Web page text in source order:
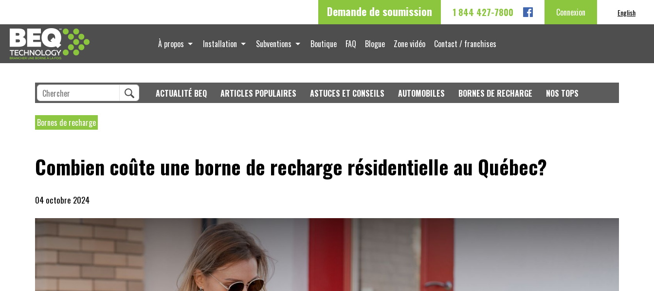
Demande de soumission 1 844 427-7800 Connexion English
À propos Installation Subventions Boutique FAQ Blogue Zone vidéo Contact / franchises
ACTUALITÉ BEQ ARTICLES POPULAIRES ASTUCES ET CONSEILS AUTOMOBILES BORNES DE RECHARGE NOS TOPS
Bornes de recharge
Combien coûte une borne de recharge résidentielle au Québec?
04 octobre 2024